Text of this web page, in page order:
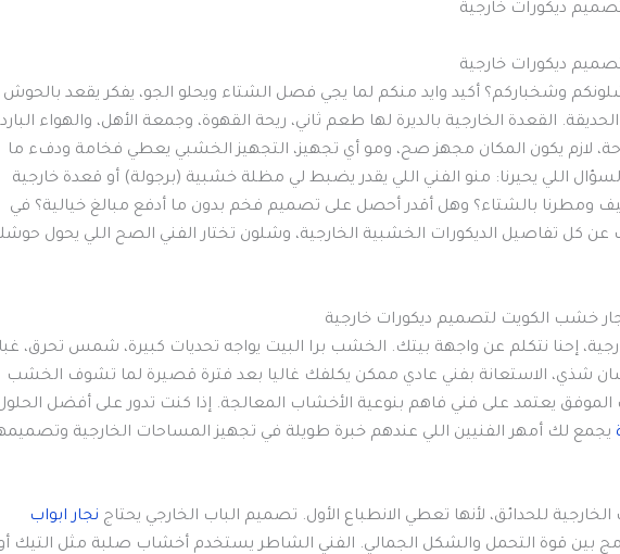
ديكورات خارجية
ديكورات خارجية
وشخباركم؟ أكيد وايد منكم لما يجي فصل الشتاء ويحلو الجو، يفكر يقعد بالحوش
القعدة الخارجية بالديرة لها طعم ثاني، ريحة القهوة، وجمعة الأهل، والهواء
لازم يكون المكان مجهز صح، ومو أي تجهيز، التجهيز الخشبي يعطي فخامة ودفء ما
السؤال اللي يحيرنا: منو الفني اللي يقدر يضبط لي مظلة خشبية (برجولة) أو قعدة خارجية
ومطرنا بالشتاء؟ وهل أقدر أحصل على تصميم فخم بدون ما أدفع مبالغ خيالية؟ في
كل تفاصيل الديكورات الخشبية الخارجية، وشلون تختار الفني الصح اللي يحول
خشب الكويت لتصميم ديكورات خارجية
إحنا نتكلم عن واجهة بيتك. الخشب برا البيت يواجه تحديات كبيرة، شمس تحرق،
شذي، الاستعانة بفني عادي ممكن يكلفك غاليا بعد فترة قصيرة لما تشوف الخشب
يعتمد على فني فاهم بنوعية الأخشاب المعالجة. إذا كنت تدور على أفضل
يجمع لك أمهر الفنيين اللي عندهم خبرة طويلة في تجهيز المساحات الخارجية
للحدائق، لأنها تعطي الانطباع الأول. تصميم الباب الخارجي يحتاج نجار ابواب
بين قوة التحمل والشكل الجمالي. الفني الشاطر يستخدم أخشاب صلبة مثل التيك